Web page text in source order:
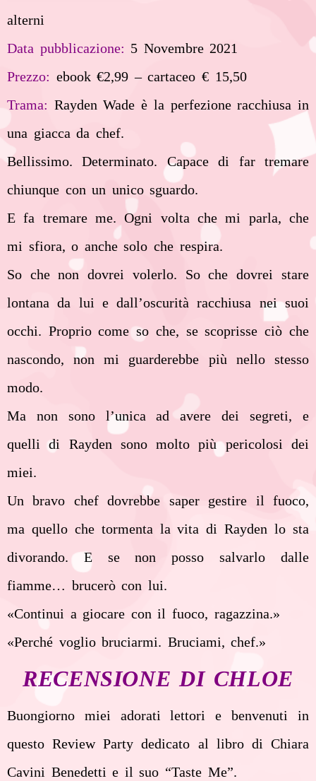
alterni
Data pubblicazione: 5 Novembre 2021
Prezzo: ebook €2,99 – cartaceo € 15,50
Trama: Rayden Wade è la perfezione racchiusa in
una giacca da chef.
Bellissimo. Determinato. Capace di far tremare
chiunque con un unico sguardo.
E fa tremare me. Ogni volta che mi parla, che
mi sfiora, o anche solo che respira.
So che non dovrei volerlo. So che dovrei stare
lontana da lui e dall’oscurità racchiusa nei suoi
occhi. Proprio come so che, se scoprisse ciò che
nascondo, non mi guarderebbe più nello stesso
modo.
Ma non sono l’unica ad avere dei segreti, e
quelli di Rayden sono molto più pericolosi dei
miei.
Un bravo chef dovrebbe saper gestire il fuoco,
ma quello che tormenta la vita di Rayden lo sta
divorando. E se non posso salvarlo dalle
fiamme… brucerò con lui.
«Continui a giocare con il fuoco, ragazzina.»
«Perché voglio bruciarmi. Bruciami, chef.»
RECENSIONE DI CHLOE
Buongiorno miei adorati lettori e benvenuti in
questo Review Party dedicato al libro di Chiara
Cavini Benedetti e il suo “Taste Me”.